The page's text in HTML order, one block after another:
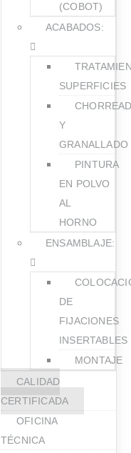
(COBOT)
ACABADOS:
SUPERFICIES
Y
GRANALLADO
PINTURA
EN POLVO
AL
HORNO
ENSAMBLAJE:
DE
FIJACIONES
INSERTABLES
MONTAJE
CALIDAD
CERTIFICADA
OFICINA
TÉCNICA